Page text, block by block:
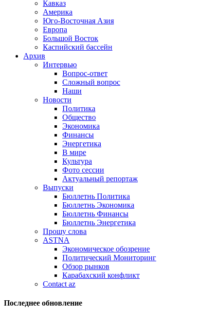
Кавказ
Америка
Юго-Восточная Азия
Европа
Большой Восток
Каспийский бассейн
Архив
Интервью
Вопрос-ответ
Сложный вопрос
Наши
Новости
Политика
Общество
Экономика
Финансы
Энергетика
В мире
Культура
Фото сессии
Актуальный репортаж
Выпуски
Бюллетнь Политика
Бюллетнь Экономика
Бюллетнь Финансы
Бюллетнь Энергетика
Прошу слова
ASTNA
Экономическое обозрение
Политический Мониторинг
Обзор рынков
Карабахский конфликт
Contact az
Последнее обновление